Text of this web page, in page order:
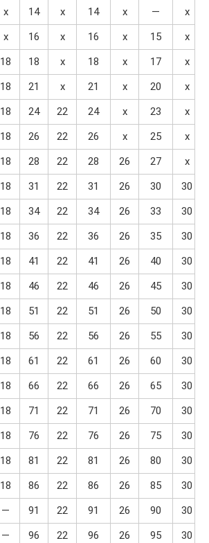
x 14 x 14 x —
x
x 16 x 16 x 15
x
18 18 x 18 x 17
x
18 21 x 21 x 20
x
18 24 22 24 x 23
x
18 26 22 26 x 25
x
18 28 22 28 26 27
x
18 31 22 31 26 30
30
18 34 22 34 26 33
30
18 36 22 36 26 35
30
18 41 22 41 26 40
30
18 46 22 46 26 45
30
18 51 22 51 26 50
30
18 56 22 56 26 55
30
18 61 22 61 26 60
30
18 66 22 66 26 65
30
18 71 22 71 26 70
30
18 76 22 76 26 75
30
18 81 22 81 26 80
30
18 86 22 86 26 85
30
— 91 22 91 26 90
30
— 96 22 96 26 95
30